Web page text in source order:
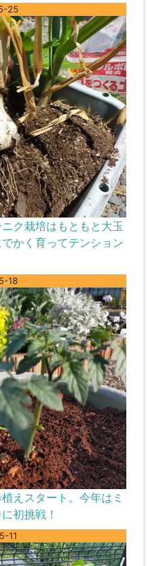
25
ク栽培はもともと大玉
かく育ってテンション
18
えスタート。今年はミ
初挑戦！
11